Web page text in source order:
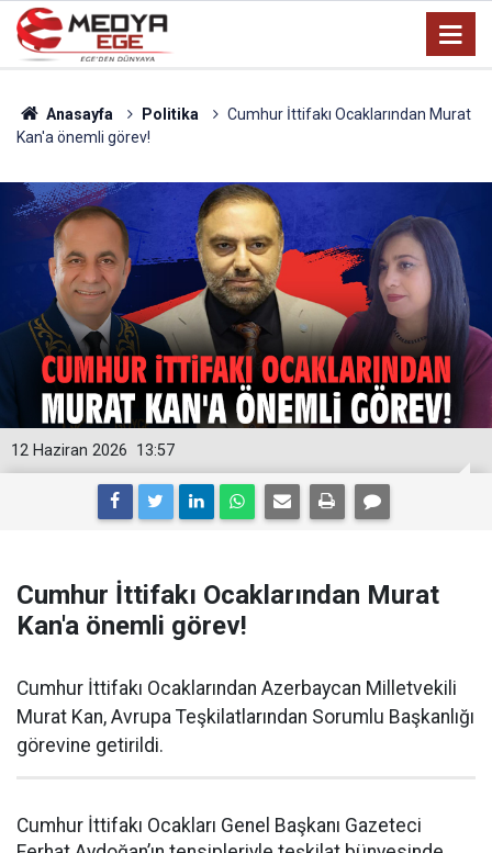
Anasayfa Politika
Cumhur İttifakı Ocaklarından Murat
Kan'a önemli görev!
13:57
12 Haziran 2026
Cumhur İttifakı Ocaklarından Murat
Kan'a önemli görev!
Cumhur İttifakı Ocaklarından Azerbaycan Milletvekili
Murat Kan, Avrupa Teşkilatlarından Sorumlu Başkanlığı
görevine getirildi.
Cumhur İttifakı Ocakları Genel Başkanı Gazeteci